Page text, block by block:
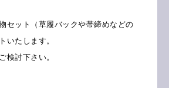
セット（草履バックや帯締めなどの
いたします。
検討下さい。